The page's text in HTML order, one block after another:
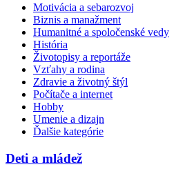
Motivácia a sebarozvoj
Biznis a manažment
Humanitné a spoločenské vedy
História
Životopisy a reportáže
Vzťahy a rodina
Zdravie a životný štýl
Počítače a internet
Hobby
Umenie a dizajn
Ďalšie kategórie
Deti a mládež